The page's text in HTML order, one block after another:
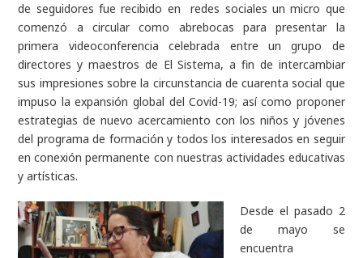
de seguidores fue recibido en redes sociales un micro que
comenzó a circular como abrebocas para presentar la
primera videoconferencia celebrada entre un grupo de
directores y maestros de El Sistema, a fin de intercambiar
sus impresiones sobre la circunstancia de cuarenta social que
impuso la expansión global del Covid-19; así como proponer
estrategias de nuevo acercamiento con los niños y jóvenes
del programa de formación y todos los interesados en seguir
en conexión permanente con nuestras actividades educativas
y artísticas.
Desde el pasado 2
de mayo se
encuentra